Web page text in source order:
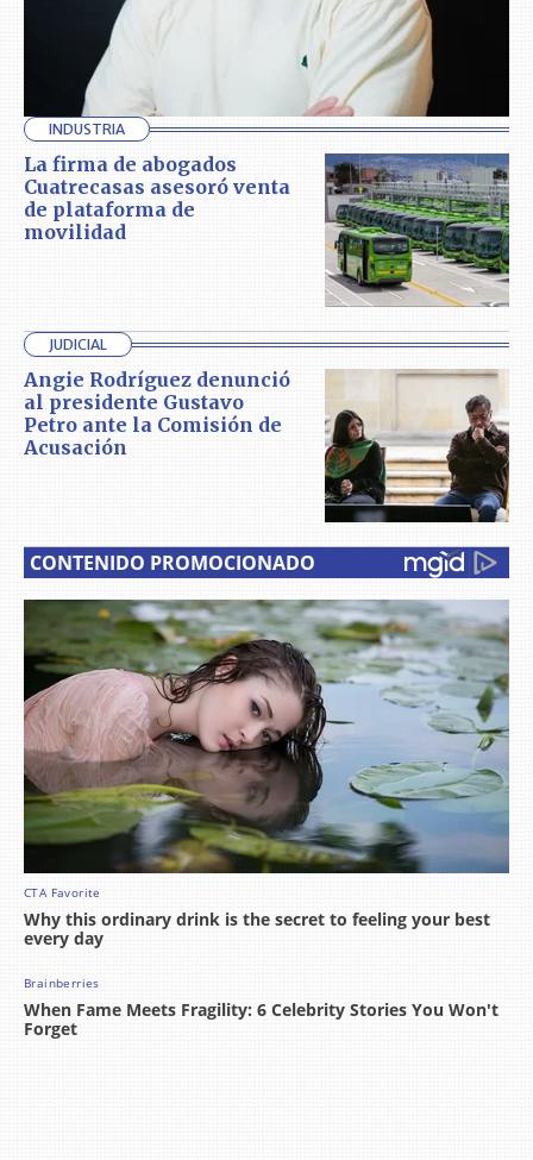
INDUSTRIA
La firma de abogados
Cuatrecasas asesoró venta
de plataforma de
movilidad
JUDICIAL
Angie Rodríguez denunció
al presidente Gustavo
Petro ante la Comisión de
Acusación